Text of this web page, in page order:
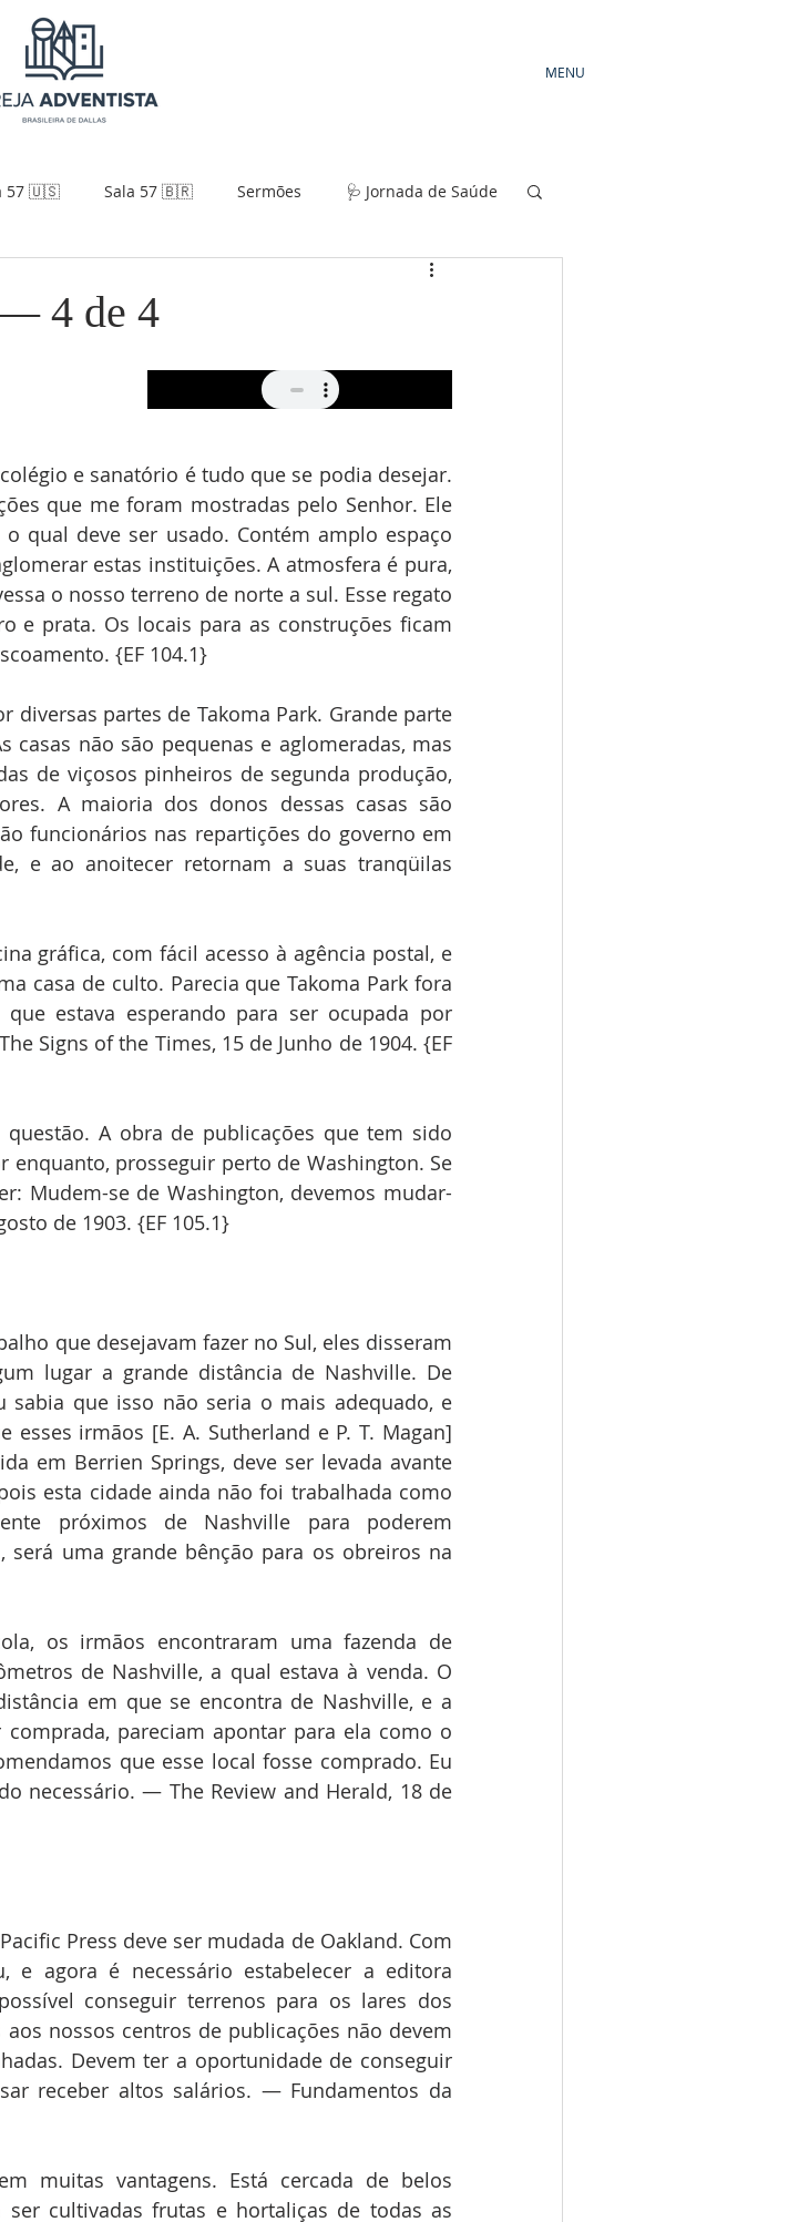
MENU
57 🇺🇸 Sala 57 🇧🇷 Sermões 🩺 Jornada de Saúde
4 de 4
e sanatório é tudo que se podia desejar.
que me foram mostradas pelo Senhor. Ele
qual deve ser usado. Contém amplo espaço
estas instituições. A atmosfera é pura,
o nosso terreno de norte a sul. Esse regato
e prata. Os locais para as construções ficam
{EF 104.1}
diversas partes de Takoma Park. Grande parte
não são pequenas e aglomeradas, mas
de viçosos pinheiros de segunda produção,
A maioria dos donos dessas casas são
funcionários nas repartições do governo em
e ao anoitecer retornam a suas tranqüilas
gráfica, com fácil acesso à agência postal, e
casa de culto. Parecia que Takoma Park fora
estava esperando para ser ocupada por
Signs of the Times, 15 de Junho de 1904. {EF
A obra de publicações que tem sido
enquanto, prosseguir perto de Washington. Se
Mudem-se de Washington, devemos mudar-
de 1903. {EF 105.1}
que desejavam fazer no Sul, eles disseram
lugar a grande distância de Nashville. De
que isso não seria o mais adequado, e
irmãos [E. A. Sutherland e P. T. Magan]
em Berrien Springs, deve ser levada avante
esta cidade ainda não foi trabalhada como
próximos de Nashville para poderem
uma grande bênção para os obreiros na
os irmãos encontraram uma fazenda de
de Nashville, a qual estava à venda. O
em que se encontra de Nashville, e a
pareciam apontar para ela como o
que esse local fosse comprado. Eu
necessário. — The Review and Herald, 18 de
Press deve ser mudada de Oakland. Com
e agora é necessário estabelecer a editora
conseguir terrenos para os lares dos
nossos centros de publicações não devem
Devem ter a oportunidade de conseguir
receber altos salários. — Fundamentos da
muitas vantagens. Está cercada de belos
cultivadas frutas e hortaliças de todas as